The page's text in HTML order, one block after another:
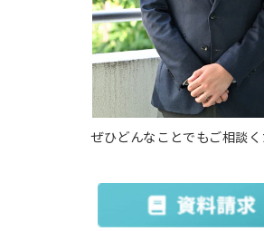
ぜひどんなことでもご相談く